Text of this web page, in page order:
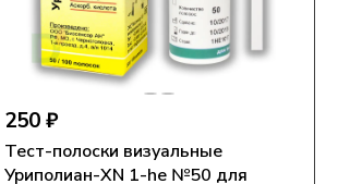
250 ₽
Тест-полоски визуальные
Уриполиан-XN 1-he №50 для